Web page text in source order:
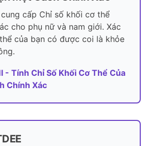
cấp Chỉ số khối cơ thể
cho phụ nữ và nam giới. Xác
của bạn có được coi là khỏe
- Tính Chỉ Số Khối Cơ Thể Của
Chính Xác